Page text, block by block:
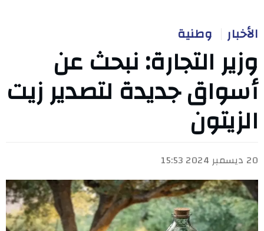
الأخبار وطنية
وزير التجارة: نبحث عن
أسواق جديدة لتصدير زيت
الزيتون
20 ديسمبر 2024 15:53